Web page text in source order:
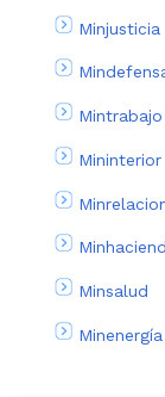
Minjusticia
Mintrabajo
Mininterior
Minsalud
Minenergía